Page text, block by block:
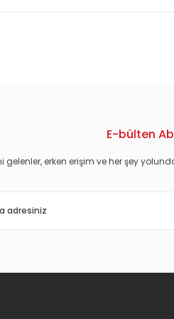
E-bülten
gelenler, erken erişim ve her şey